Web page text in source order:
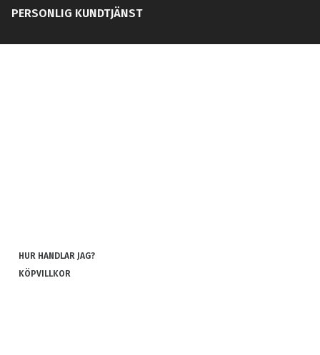
PERSONLIG KUNDTJÄNST
HUR HANDLAR JAG?
KÖPVILLKOR